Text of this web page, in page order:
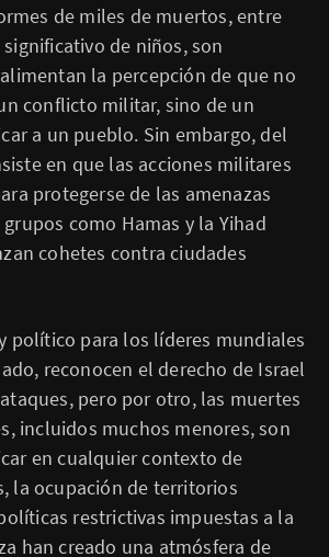
de miles de muertos, entre
de niños, son
la percepción de que no
conflicto militar, sino de un
a un pueblo. Sin embargo, del
en que las acciones militares
protegerse de las amenazas
como Hamas y la Yihad
cohetes contra ciudades
político para los líderes mundiales
reconocen el derecho de Israel
pero por otro, las muertes
incluidos muchos menores, son
en cualquier contexto de
la ocupación de territorios
restrictivas impuestas a la
han creado una atmósfera de